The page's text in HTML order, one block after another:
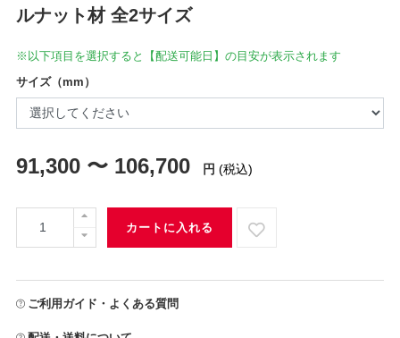
ルナット材 全2サイズ
※以下項目を選択すると【配送可能日】の目安が表示されます
サイズ（mm）
91,300 〜 106,700 円 (税込)
カートに入れる
ご利用ガイド・よくある質問